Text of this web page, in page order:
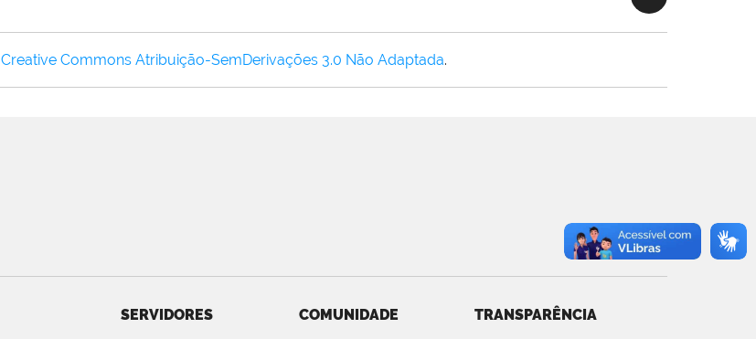
Creative Commons Atribuição-SemDerivações 3.0 Não Adaptada.
SERVIDORES COMUNIDADE TRANSPARÊNCIA